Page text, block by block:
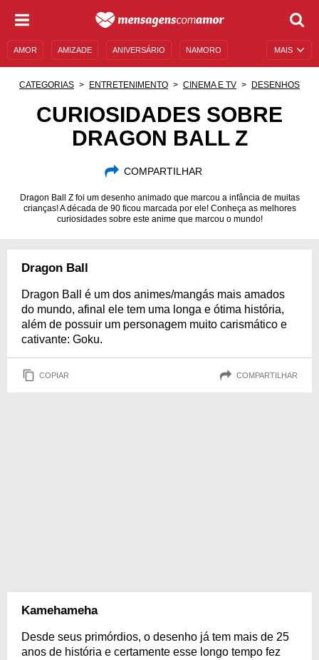
MAIS
AMOR AMIZADE ANIVERSÁRIO NAMORO
MENSAGENS E FRASES MENSAGENS DE ANIVERSÁRIO
CATEGORIAS ENTRETENIMENTO CINEMA E TV DESENHOS
CURIOSIDADES SOBRE
DRAGON BALL Z
COMPARTILHAR
Dragon Ball Z foi um desenho animado que marcou a infância de muitas
crianças! A década de 90 ficou marcada por ele! Conheça as melhores
curiosidades sobre este anime que marcou o mundo!
Dragon Ball
Dragon Ball é um dos animes/mangás mais amados
do mundo, afinal ele tem uma longa e ótima história,
além de possuir um personagem muito carismático e
cativante: Goku.
COPIAR COMPARTILHAR
Kamehameha
Desde seus primórdios, o desenho já tem mais de 25
anos de história e certamente esse longo tempo fez